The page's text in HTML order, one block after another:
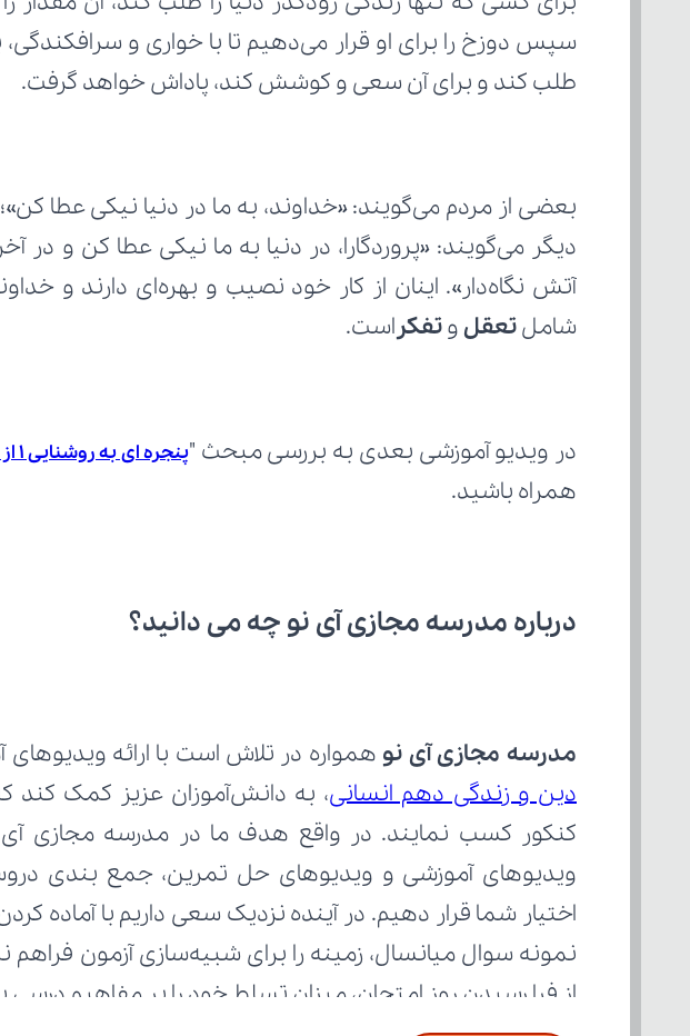
طلب کند و برای آن سعی و کوشش کند، پاداش خواهد گرفت.
شامل تعقل و تفکر است.
در ویدیو آموزشی بعدی به بررسی مبحث "پنجره ای به روشنایی 1 از ۲
همراه باشید.
درباره مدرسه مجازی آی نو چه می‌ دانید؟
مدرسه مجازی آی نو همواره در تلاش است با ارائه
دین و زندگی دهم انسانی
از فرا رسیدن روز امتحان، میزان تسلط خود را بر مفاهیم